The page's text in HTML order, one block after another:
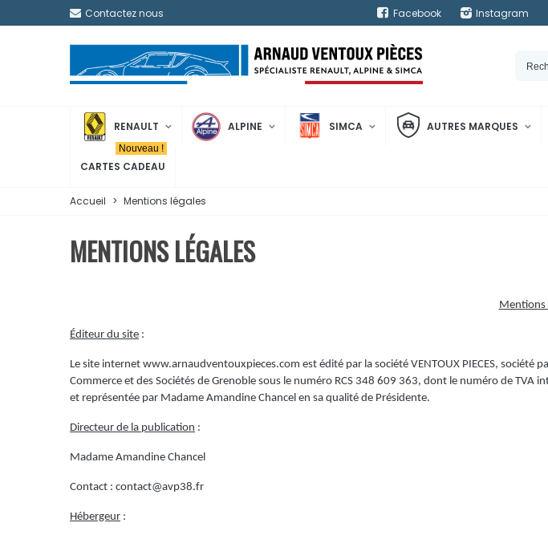
Contactez nous Facebook Instagram
RENAULT ALPINE SIMCA AUTRES MARQUES
CARTES CADEAU
Nouveau !
Accueil > Mentions légales
MENTIONS LÉGALES
Mentions
Éditeur du site :
Le site internet www.arnaudventouxpieces.com est édité par la société VENTOUX PIECES,
Commerce et des Sociétés de Grenoble sous le numéro RCS 348 609 363, dont le numéro de
et représentée par Madame Amandine Chancel en sa qualité de Présidente.
Directeur de la publication :
Madame Amandine Chancel
Contact : contact@avp38.fr
Hébergeur :